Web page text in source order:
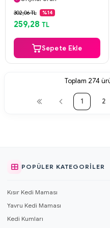
Güvenli Ödeme
Aynı Gün Kargo
302,06 TL %14
259,28 TL
Sepete Ekle
Toplam 274
1 2
POPÜLER KATEGORILER
Kısır Kedi Maması
Yavru Kedi Maması
Kedi Kumları